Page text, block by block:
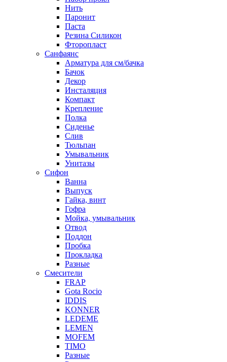
Нить
Паронит
Паста
Резина Силикон
Фторопласт
Санфаянс
Арматура для см/бачка
Бачок
Декор
Инсталяция
Компакт
Крепление
Полка
Сиденье
Слив
Тюльпан
Умывальник
Унитазы
Сифон
Ванна
Выпуск
Гайка, винт
Гофра
Мойка, умывальник
Отвод
Поддон
Пробка
Прокладка
Разные
Смесители
FRAP
Gota Rocio
IDDIS
KONNER
LEDEME
LEMEN
MOFEM
TIMO
Разные